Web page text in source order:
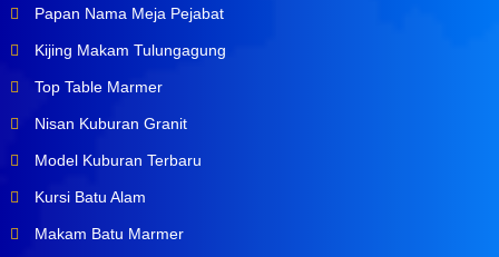
Papan Nama Meja Pejabat
Kijing Makam Tulungagung
Top Table Marmer
Nisan Kuburan Granit
Model Kuburan Terbaru
Kursi Batu Alam
Makam Batu Marmer